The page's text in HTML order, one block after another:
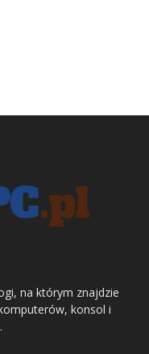
na którym znajdzie
konsol i